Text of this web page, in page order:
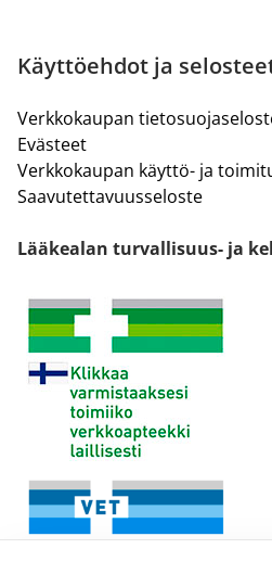
Käyttöehdot ja
Verkkokaupan
Evästeet
Verkkokaupan käyttö- ja
Saavutettavuusseloste
Lääkealan turvallisuus- ja